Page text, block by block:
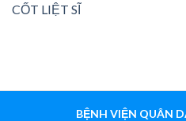
CỐT LIỆT SĨ
BỆNH VIỆN QUÂN